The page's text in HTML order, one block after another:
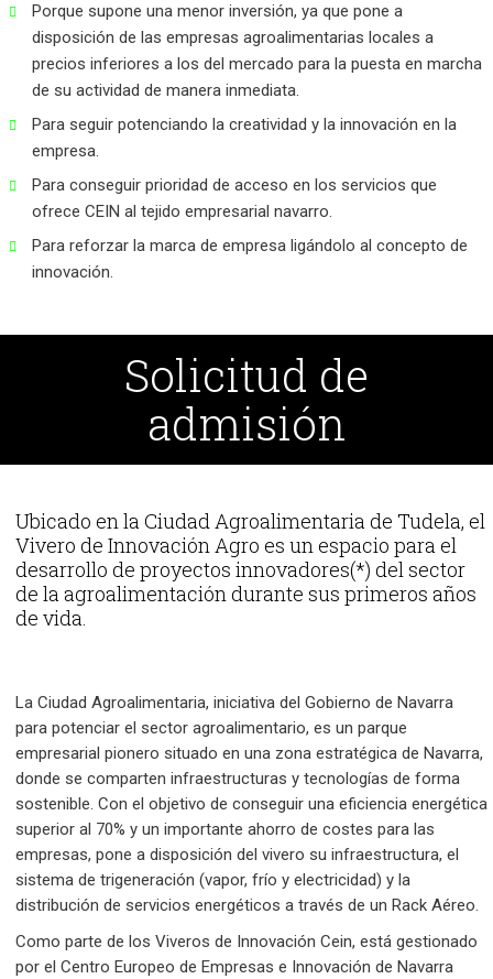
Porque supone una menor inversión, ya que pone a
disposición de las empresas agroalimentarias locales a
precios inferiores a los del mercado para la puesta en marcha
de su actividad de manera inmediata.
Para seguir potenciando la creatividad y la innovación en la
empresa.
Para conseguir prioridad de acceso en los servicios que
ofrece CEIN al tejido empresarial navarro.
Para reforzar la marca de empresa ligándolo al concepto de
innovación.
Solicitud de
admisión
Ubicado en la Ciudad Agroalimentaria de Tudela, el
Vivero de Innovación Agro es un espacio para el
desarrollo de proyectos innovadores(*) del sector
de la agroalimentación durante sus primeros años
de vida.
La Ciudad Agroalimentaria, iniciativa del Gobierno de Navarra
para potenciar el sector agroalimentario, es un parque
empresarial pionero situado en una zona estratégica de Navarra,
donde se comparten infraestructuras y tecnologías de forma
sostenible. Con el objetivo de conseguir una eficiencia energética
superior al 70% y un importante ahorro de costes para las
empresas, pone a disposición del vivero su infraestructura, el
sistema de trigeneración (vapor, frío y electricidad) y la
distribución de servicios energéticos a través de un Rack Aéreo.
Como parte de los Viveros de Innovación Cein, está gestionado
por el Centro Europeo de Empresas e Innovación de Navarra